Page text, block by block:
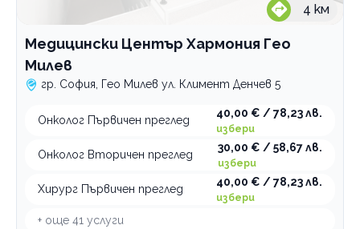
4 км
Медицински Център Хармония Гео
Милев
гр. София, Гео Милев ул. Климент Денчев 5
Онколог Първичен преглед
40,00 € / 78,23 лв.
избери
Онколог Вторичен преглед
30,00 € / 58,67 лв.
избери
Хирург Първичен преглед
40,00 € / 78,23 лв.
избери
+ още 41 услуги